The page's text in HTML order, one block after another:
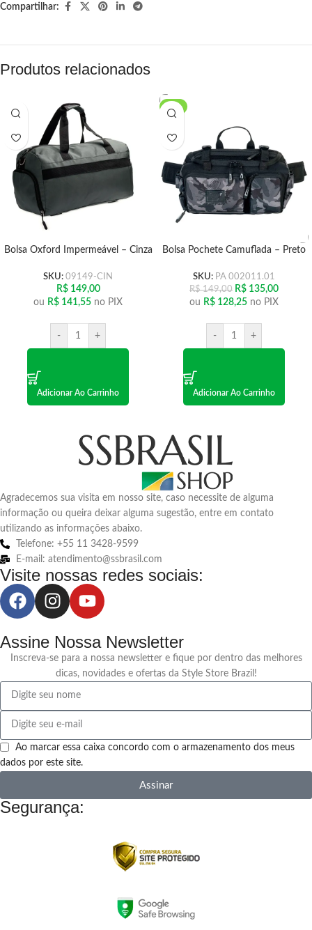
Compartilhar:
Produtos relacionados
Bolsa Oxford Impermeável – Cinza
SKU: 09149-CIN
R$149,00
ou R$ 141,55 no PIX
- +
Adicionar Ao Carrinho
Bolsa Pochete Camuflada – Preto
SKU: PA 002011.01
R$149,00 R$ 135,00
ou R$ 128,25 no PIX
- +
Adicionar Ao Carrinho
Agradecemos sua visita em nosso site, caso necessite de alguma
informação ou queira deixar alguma sugestão, entre em contato
utilizando as informações abaixo.
Telefone: +55 11 3428-9599
E-mail: atendimento@ssbrasil.com
Visite nossas redes sociais:
Assine Nossa Newsletter
Inscreva-se para a nossa newsletter e fique por dentro das melhores
dicas, novidades e ofertas da Style Store Brazil!
Ao marcar essa caixa concordo com o armazenamento dos meus
dados por este site.
Assinar
Segurança: